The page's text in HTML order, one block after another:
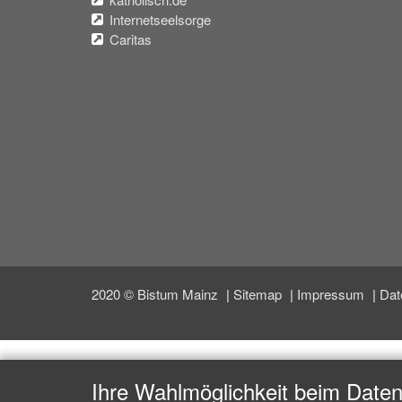
Internetseelsorge
Caritas
2020 © Bistum Mainz Sitemap Impressum
Ihre Wahlmöglichkeit beim